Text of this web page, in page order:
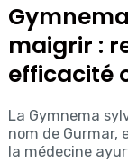
maigrir :
efficacité
La Gymnema
nom de Gurmar,
la médecine